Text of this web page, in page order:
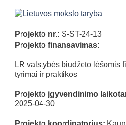
Projekto nr.: S-ST-24-13
Projekto finansavimas:
LR valstybės biudžeto lėšomis
tyrimai ir praktikos
Projekto įgyvendinimo
2025-04-30
Projekto koordinatorius: